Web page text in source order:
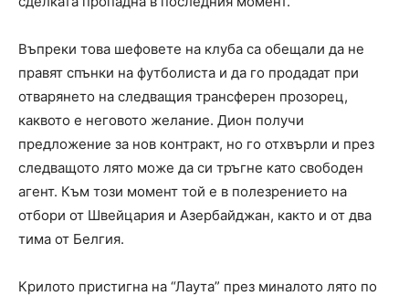
Въпреки това шефовете на клуба са обещали да не
правят спънки на футболиста и да го продадат при
отварянето на следващия трансферен прозорец,
каквото е неговото желание. Дион получи
предложение за нов контракт, но го отхвърли и през
следващото лято може да си тръгне като свободен
агент. Към този момент той е в полезрението на
отбори от Швейцария и Азербайджан, както и от два
тима от Белгия.
Крилото пристигна на “Лаута” през миналото лято по